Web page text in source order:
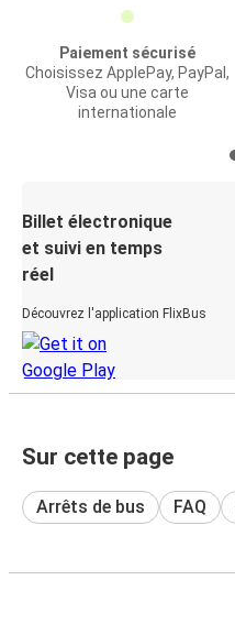
Paiement sécurisé
Choisissez ApplePay, PayPal,
Visa ou une carte
internationale
Billet électronique
et suivi en temps
réel
Découvrez l'application FlixBus
Sur cette page
Arrêts de bus FAQ